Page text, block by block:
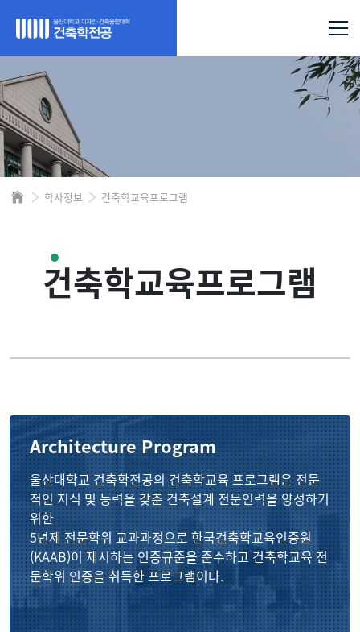
학사정보 건축학교육프로그램
건축학교육프로그램
Architecture Program
울산대학교 건축학전공의 건축학교육 프로그램은 전문
적인 지식 및 능력을 갖춘 건축설계 전문인력을 양성하기
위한
5년제 전문학위 교과과정으로 한국건축학교육인증원
(KAAB)이 제시하는 인증규준을 준수하고 건축학교육 전
문학위 인증을 취득한 프로그램이다.